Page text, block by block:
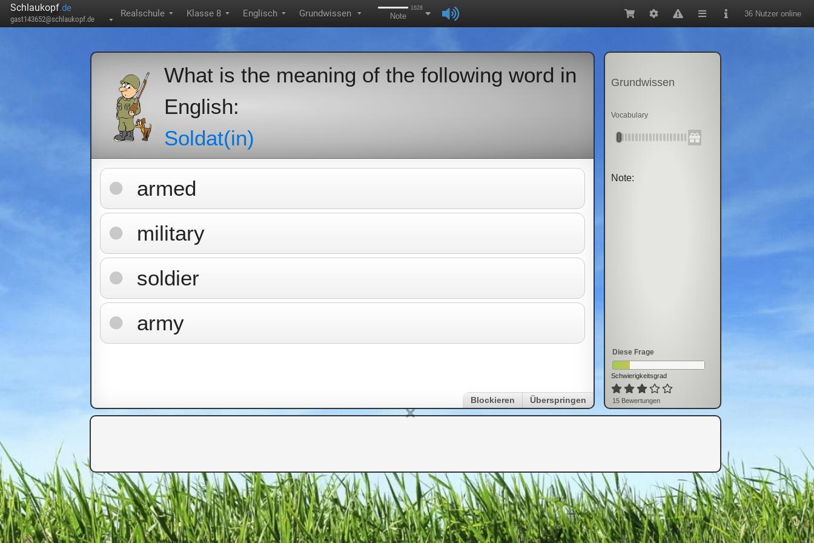
Schlaukopf.de
gast143652@schlaukopf.de ▼
Realschule ▼ Klasse 8 ▼ Englisch ▼ Grundwissen ▼
1628
Note 36 Nutzer online
What is the meaning of the following word in
English:
Soldat(in)
armed
military
soldier
army
Blockieren Überspringen
Grundwissen
Vocabulary
Note:
Diese Frage
Schwierigkeitsgrad
15 Bewertungen